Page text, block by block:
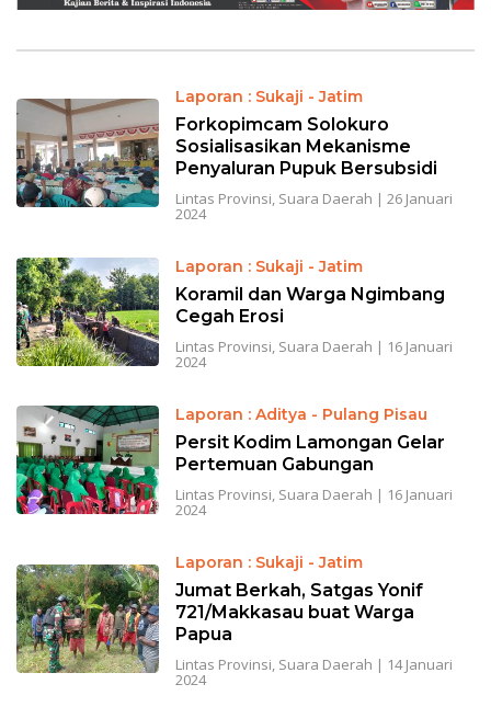
Laporan : Sukaji - Jatim
Forkopimcam Solokuro
Sosialisasikan Mekanisme
Penyaluran Pupuk Bersubsidi
Lintas Provinsi, Suara Daerah | 26 Januari
2024
Laporan : Sukaji - Jatim
Koramil dan Warga Ngimbang
Cegah Erosi
Lintas Provinsi, Suara Daerah | 16 Januari
2024
Laporan : Aditya - Pulang Pisau
Persit Kodim Lamongan Gelar
Pertemuan Gabungan
Lintas Provinsi, Suara Daerah | 16 Januari
2024
Laporan : Sukaji - Jatim
Jumat Berkah, Satgas Yonif
721/Makkasau buat Warga
Papua
Lintas Provinsi, Suara Daerah | 14 Januari
2024